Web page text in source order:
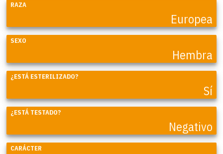
RAZA
Europea
SEXO
Hembra
¿ESTÁ ESTERILIZADO?
Sí
¿ESTÁ TESTADO?
Negativo
CARÁCTER